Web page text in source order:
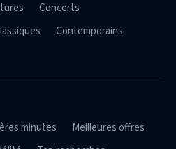
Concerts
Contemporains
minutes
Meilleures offres